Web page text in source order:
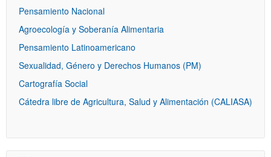
Pensamiento Nacional
Agroecología y Soberanía Alimentaria
Pensamiento Latinoamericano
Sexualidad, Género y Derechos Humanos (PM)
Cartografía Social
Cátedra libre de Agricultura, Salud y Alimentación (CALIASA)